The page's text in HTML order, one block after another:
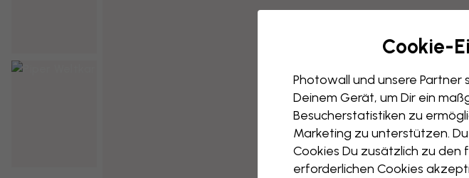
Cookie-
Photowall und unsere
Deinem Gerät, um Dir ein
Besucherstatistiken zu
Marketing zu unterstützen.
Cookies Du zusätzlich zu den
erforderlichen Cookies